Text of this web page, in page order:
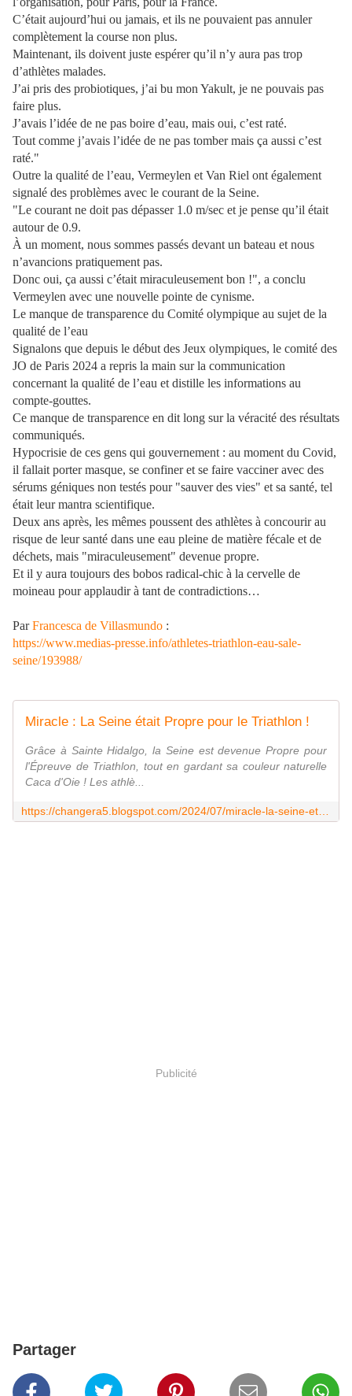
C’était aujourd’hui ou jamais, et ils ne pouvaient pas annuler
complètement la course non plus.
Maintenant, ils doivent juste espérer qu’il n’y aura pas trop
d’athlètes malades.
J’ai pris des probiotiques, j’ai bu mon Yakult, je ne pouvais pas
faire plus.
J’avais l’idée de ne pas boire d’eau, mais oui, c’est raté.
Tout comme j’avais l’idée de ne pas tomber mais ça aussi c’est
raté."
Outre la qualité de l’eau, Vermeylen et Van Riel ont également
signalé des problèmes avec le courant de la Seine.
"Le courant ne doit pas dépasser 1.0 m/sec et je pense qu’il était
autour de 0.9.
À un moment, nous sommes passés devant un bateau et nous
n’avancions pratiquement pas.
Donc oui, ça aussi c’était miraculeusement bon !", a conclu
Vermeylen avec une nouvelle pointe de cynisme.
Le manque de transparence du Comité olympique au sujet de la
qualité de l’eau
Signalons que depuis le début des Jeux olympiques, le comité des
JO de Paris 2024 a repris la main sur la communication
concernant la qualité de l’eau et distille les informations au
compte-gouttes.
Ce manque de transparence en dit long sur la véracité des résultats
communiqués.
Hypocrisie de ces gens qui gouvernement : au moment du Covid,
il fallait porter masque, se confiner et se faire vacciner avec des
sérums géniques non testés pour "sauver des vies" et sa santé, tel
était leur mantra scientifique.
Deux ans après, les mêmes poussent des athlètes à concourir au
risque de leur santé dans une eau pleine de matière fécale et de
déchets, mais "miraculeusement" devenue propre.
Et il y aura toujours des bobos radical-chic à la cervelle de
moineau pour applaudir à tant de contradictions…
ParFrancesca de Villasmundo :
https://www.medias-presse.info/athletes-triathlon-eau-sale-
seine/193988/
Miracle : La Seine était Propre pour le Triathlon !
Grâce à Sainte Hidalgo, la Seine est devenue Propre pour
l'Épreuve de Triathlon, tout en gardant sa couleur naturelle
Caca d'Oie ! Les athlè...
Publicité
Partager